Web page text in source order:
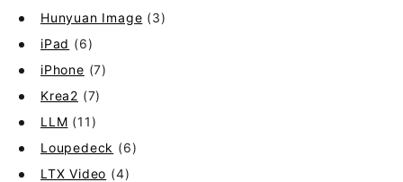
Hunyuan Image (3)
iPad (6)
iPhone (7)
Krea2 (7)
LLM (11)
Loupedeck (6)
LTX Video (4)